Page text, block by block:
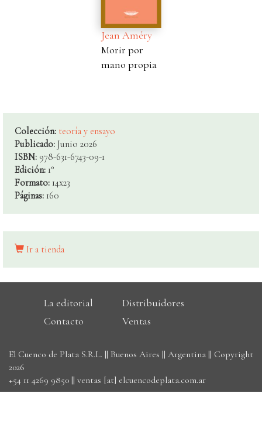
Jean Améry
Morir por
mano propia
Colección: teoría y ensayo
Publicado: Junio 2026
ISBN: 978-631-6743-09-1
Edición: 1°
Formato: 14x23
Páginas: 160
Ir a tienda
La editorial
Distribuidores
Contacto
Ventas
El Cuenco de Plata S.R.L. || Buenos Aires || Argentina || Copyright
2026
+54 11 4269 9850 || ventas [at] elcuencodeplata.com.ar